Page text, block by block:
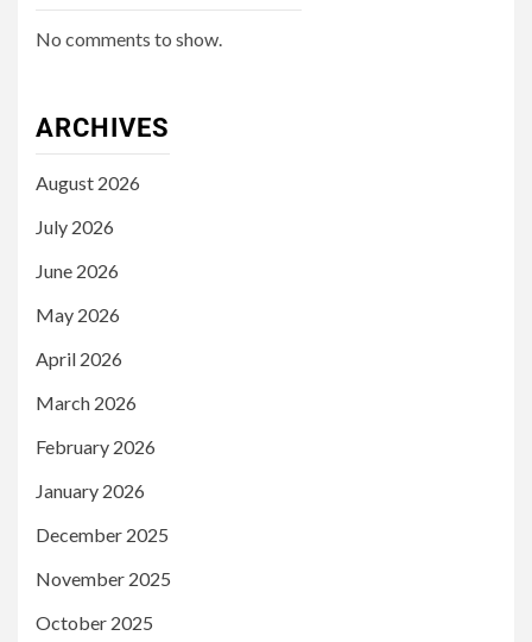
No comments to show.
ARCHIVES
August 2026
July 2026
June 2026
May 2026
April 2026
March 2026
February 2026
January 2026
December 2025
November 2025
October 2025